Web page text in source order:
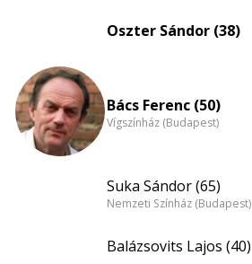
Oszter Sándor (38)
Bács Ferenc (50)
Vígszínház (Budapest)
Suka Sándor (65)
Nemzeti Színház (Budapest)
Balázsovits Lajos (40)